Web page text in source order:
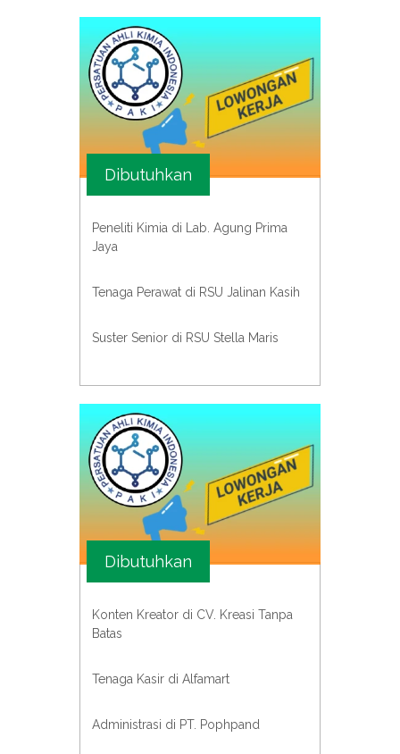
Dibutuhkan
Peneliti Kimia di Lab. Agung Prima
Jaya
Tenaga Perawat di RSU Jalinan Kasih
Suster Senior di RSU Stella Maris
Dibutuhkan
Konten Kreator di CV. Kreasi Tanpa
Batas
Tenaga Kasir di Alfamart
Administrasi di PT. Pophpand